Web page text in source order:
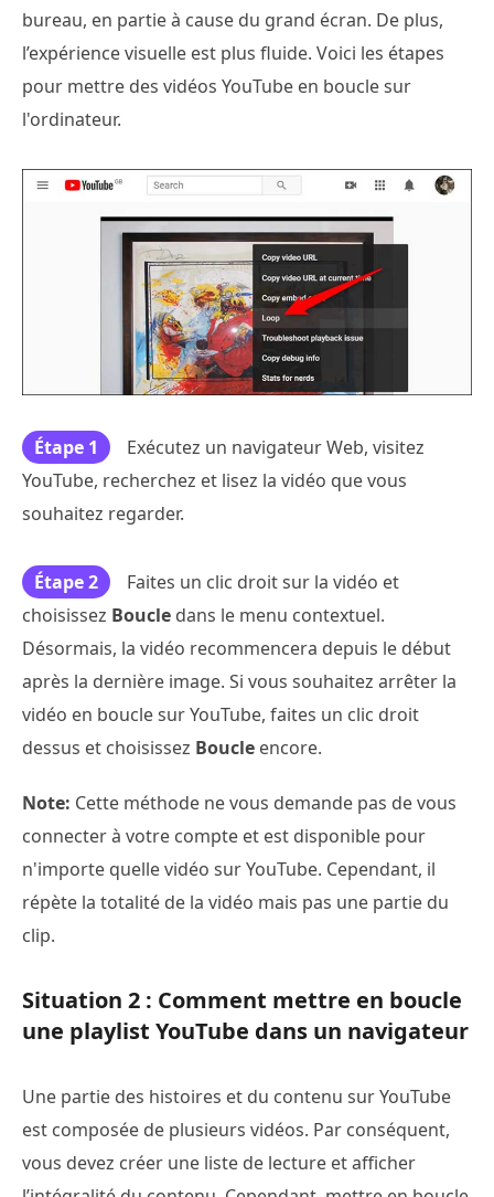
bureau, en partie à cause du grand écran. De plus,
l’expérience visuelle est plus fluide. Voici les étapes
pour mettre des vidéos YouTube en boucle sur
l'ordinateur.
Étape 1
Exécutez un navigateur Web, visitez
YouTube, recherchez et lisez la vidéo que vous
souhaitez regarder.
Étape 2
Faites un clic droit sur la vidéo et
choisissez Boucle dans le menu contextuel.
Désormais, la vidéo recommencera depuis le début
après la dernière image. Si vous souhaitez arrêter la
vidéo en boucle sur YouTube, faites un clic droit
dessus et choisissez Boucle encore.
Note: Cette méthode ne vous demande pas de vous
connecter à votre compte et est disponible pour
n'importe quelle vidéo sur YouTube. Cependant, il
répète la totalité de la vidéo mais pas une partie du
clip.
Situation 2 : Comment mettre en boucle
une playlist YouTube dans un navigateur
Une partie des histoires et du contenu sur YouTube
est composée de plusieurs vidéos. Par conséquent,
vous devez créer une liste de lecture et afficher